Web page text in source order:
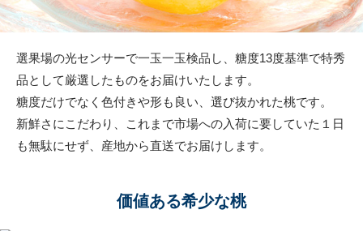
選果場の光センサーで一玉一玉検品し、糖度13度基準で特秀
品として厳選したものをお届けいたします。
糖度だけでなく色付きや形も良い、選び抜かれた桃です。
新鮮さにこだわり、これまで市場への入荷に要していた１日
も無駄にせず、産地から直送でお届けします。
価値ある希少な桃